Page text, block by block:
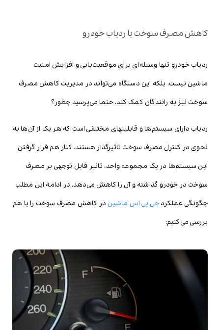
کاهش مصرف سوخت با ردیاب خودرو
ردیاب خودرو تنها وسیله‌ای برای موقعیت‌یابی و افزایش امنیت
ماشین نیست. بلکه این دستگاه می‌تواند در مدیریت کاهش مصرف
سوخت نیز به رانندگان کمک کند. حتما می‌پرسید چطور؟
ردیاب دارای سیستم‌ها و قابلیت‎های مختلفی است که هر یک از آن‌ها به
نحوی در کنترل مصرف سوخت تاثیرگذار هستند. کنار هم قرار گرفتن
این سیستم‌ها در یک مجموعه واحد، تاثیر قابل توجهی بر مصرف
سوخت در خودرو گذاشته و آن را کاهش می‌دهد. در ادامه این مطلب
چگونگی عملکرد جی پی اس ماشین در کاهش مصرف سوخت را با هم
بررسی می‌کنیم: